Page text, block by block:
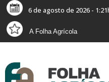
6 de agosto de 2026 -
A Folha Agrícola